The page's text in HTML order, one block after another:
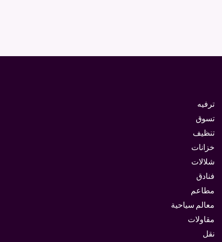
ترفيه
تسوق
تنظيف
خزانات
شلالات
فنادق
مطاعم
معالم سياحية
مقاولات
نقل